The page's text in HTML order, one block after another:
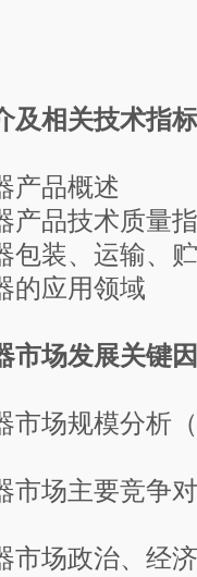
及相关技术指标
品概述
品技术质量
装、运输、贮
应用领域
市场发展关键
场规模分析（
场主要竞争
场政治、经济